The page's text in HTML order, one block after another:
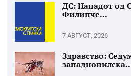
ДС: Нападот од
Филипче...
7 АВГУСТ, 2026
Здравство: